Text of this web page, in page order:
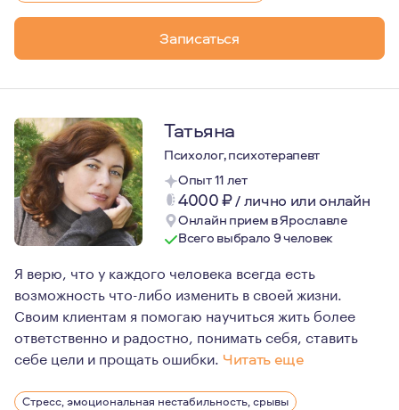
Записаться
Татьяна
Психолог, психотерапевт
Опыт 11 лет
4000₽/лично или онлайн
Онлайн прием в Ярославле
Всего выбрало 9 человек
Я верю, что у каждого человека всегда есть
возможность что-либо изменить в своей жизни.
Своим клиентам я помогаю научиться жить более
ответственно и радостно, понимать себя, ставить
себе цели и прощать ошибки. Читать еще
Меня интересуют люди, их жизни, их истории. Ко мне
Стресс, эмоциональная нестабильность, срывы